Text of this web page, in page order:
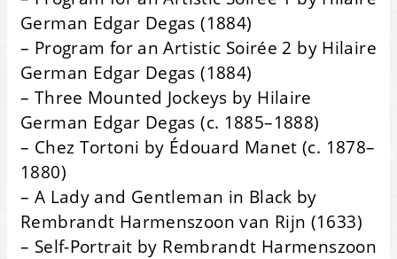
German Edgar Degas (1884)
– Program for an Artistic Soirée 2 by Hilaire
German Edgar Degas (1884)
– Three Mounted Jockeys by Hilaire
German Edgar Degas (c. 1885–1888)
– Chez Tortoni by Édouard Manet (c. 1878–
1880)
– A Lady and Gentleman in Black by
Rembrandt Harmenszoon van Rijn (1633)
– Self-Portrait by Rembrandt Harmenszoon